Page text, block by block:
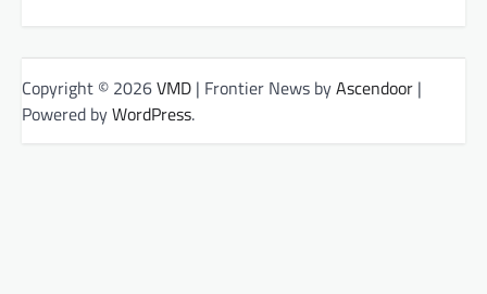
Copyright © 2026VMD | Frontier News byAscendoor |
Powered byWordPress.